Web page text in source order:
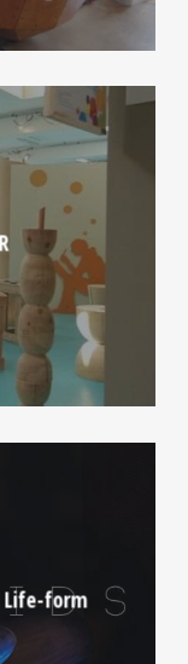
Life-form